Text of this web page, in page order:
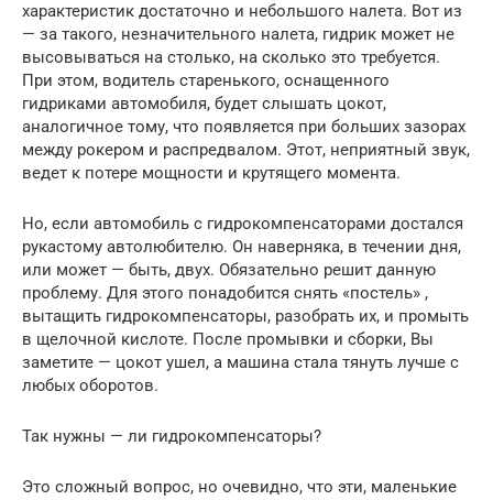
характеристик достаточно и небольшого налета. Вот из
— за такого, незначительного налета, гидрик может не
высовываться на столько, на сколько это требуется.
При этом, водитель старенького, оснащенного
гидриками автомобиля, будет слышать цокот,
аналогичное тому, что появляется при больших зазорах
между рокером и распредвалом. Этот, неприятный звук,
ведет к потере мощности и крутящего момента.
Но, если автомобиль с гидрокомпенсаторами достался
рукастому автолюбителю. Он наверняка, в течении дня,
или может — быть, двух. Обязательно решит данную
проблему. Для этого понадобится снять «постель» ,
вытащить гидрокомпенсаторы, разобрать их, и промыть
в щелочной кислоте. После промывки и сборки, Вы
заметите — цокот ушел, а машина стала тянуть лучше с
любых оборотов.
Так нужны — ли гидрокомпенсаторы?
Это сложный вопрос, но очевидно, что эти, маленькие